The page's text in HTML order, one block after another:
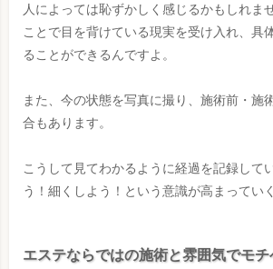
肩痩せするためにエステに通
の腕コースがおすすめ！
クト！肩痩せにおすすめのエ
キング
せできるエステメニューはあ
人によっては恥ずかしく感じるかもしれま
ことで目を背けている現実を受け入れ、具
ることができるんですよ。
また、今の状態を写真に撮り、施術前・施
合もあります。
こうして見てわかるように経過を記録して
う！細くしよう！という意識が高まってい
エステならではの施術と雰囲気でモ